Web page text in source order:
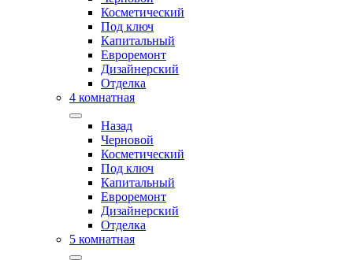
Косметический
Под ключ
Капитальный
Евроремонт
Дизайнерский
Отделка
4 комнатная
Назад
Черновой
Косметический
Под ключ
Капитальный
Евроремонт
Дизайнерский
Отделка
5 комнатная